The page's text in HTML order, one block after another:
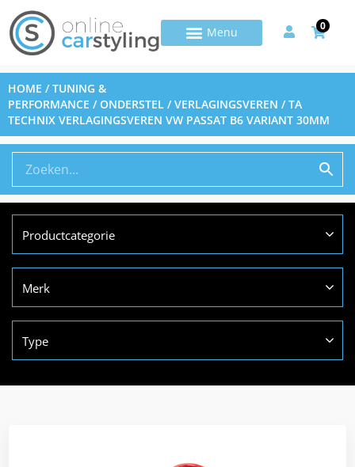
0
HOME /TUNING &
PERFORMANCE /ONDERSTEL /VERLAGINGSVEREN / TA
TECHNIX VERLAGINGSVEREN VW PASSAT B6 VARIANT 30MM
Productcategorie
Merk
Type